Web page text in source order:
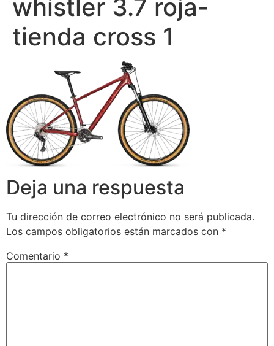
whistler 3.7 roja-
tienda cross 1
Deja una respuesta
Tu dirección de correo electrónico no será publicada.
Los campos obligatorios están marcados con *
Comentario *